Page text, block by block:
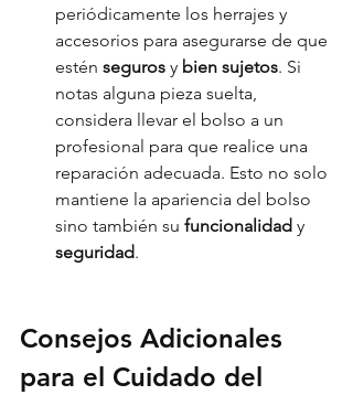
periódicamente los herrajes y
accesorios para asegurarse de que
estén seguros y bien sujetos. Si
notas alguna pieza suelta,
considera llevar el bolso a un
profesional para que realice una
reparación adecuada. Esto no solo
mantiene la apariencia del bolso
sino también su funcionalidad y
seguridad.
Consejos Adicionales
para el Cuidado del